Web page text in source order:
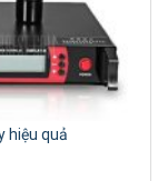
hiệu quả